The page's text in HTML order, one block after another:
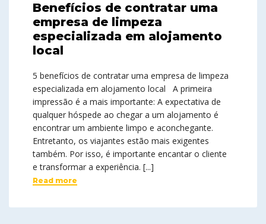
Benefícios de contratar uma
empresa de limpeza
especializada em alojamento
local
5 benefícios de contratar uma empresa de limpeza
especializada em alojamento local A primeira
impressão é a mais importante: A expectativa de
qualquer hóspede ao chegar a um alojamento é
encontrar um ambiente limpo e aconchegante.
Entretanto, os viajantes estão mais exigentes
também. Por isso, é importante encantar o cliente
e transformar a experiência. [...]
Read more